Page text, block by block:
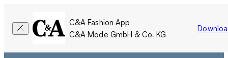
C&A Fashion App
C&A Mode GmbH & Co. KG